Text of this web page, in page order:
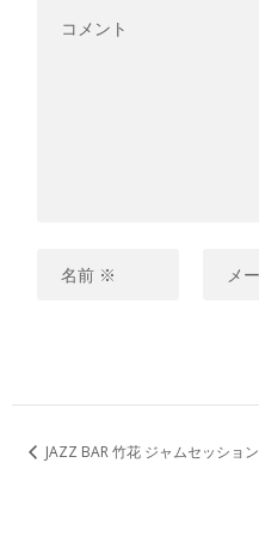
JAZZ BAR 竹花 ジャムセッション